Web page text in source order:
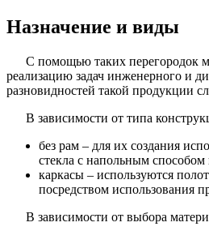
Назначение и виды
С помощью таких перегородок
реализацию задач инженерного и
разновидностей такой продукции
В зависимости от типа
без рам – для их создания
стекла с напольным способом
каркасы – используются
посредством использования
В зависимости от выбора